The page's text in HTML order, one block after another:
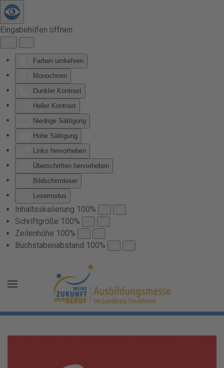
Eingabehilfen öffnen
Farben umkehren
Monochrom
Dunkler Kontrast
Heller Kontrast
Niedrige Sättigung
Hohe Sättigung
Links hervorheben
Überschriften hervorheben
Bildschirmleser
Lesemodus
Inhaltsskalierung 100%
Schriftgröße 100%
Zeilenhöhe 100%
Buchstabenabstand 100%
Zum Hauptinhalt springen